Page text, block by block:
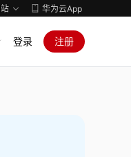
华为云App
登录 注册